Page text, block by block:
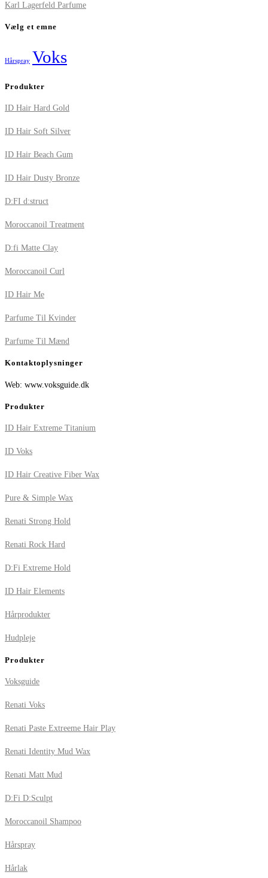
Karl Lagerfeld Parfume
Vælg et emne
Hårspray Voks
Produkter
ID Hair Hard Gold
ID Hair Soft Silver
ID Hair Beach Gum
ID Hair Dusty Bronze
D:FI d:struct
Moroccanoil Treatment
D:fi Matte Clay
Moroccanoil Curl
ID Hair Me
Parfume Til Kvinder
Parfume Til Mænd
Kontaktoplysninger
Web: www.voksguide.dk
Produkter
ID Hair Extreme Titanium
ID Voks
ID Hair Creative Fiber Wax
Pure & Simple Wax
Renati Strong Hold
Renati Rock Hard
D:Fi Extreme Hold
ID Hair Elements
Hårprodukter
Hudpleje
Produkter
Voksguide
Renati Voks
Renati Paste Extreeme Hair Play
Renati Identity Mud Wax
Renati Matt Mud
D:Fi D:Sculpt
Moroccanoil Shampoo
Hårspray
Hårlak